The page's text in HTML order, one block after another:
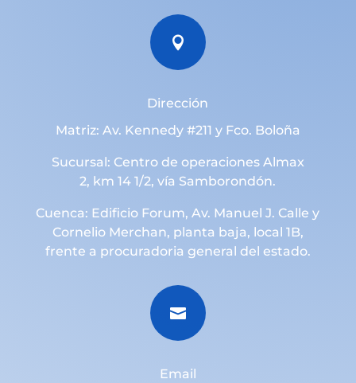

Dirección
Matriz: Av. Kennedy #211 y Fco. Boloña
Sucursal: Centro de operaciones Almax
2, km 14 1/2, vía Samborondón.
Cuenca: Edificio Forum, Av. Manuel J. Calle y
Cornelio Merchan, planta baja, local 1B,
frente a procuradoria general del estado.

Email